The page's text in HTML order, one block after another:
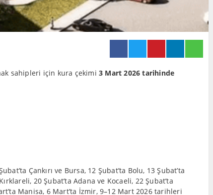
sahipleri için kura çekimi3 Mart 2026 tarihinde
Çankırı ve Bursa, 12 Şubat’ta Bolu, 13 Şubat’ta
20 Şubat’ta Adana ve Kocaeli, 22 Şubat’ta
Manisa, 6 Mart’ta İzmir, 9–12 Mart 2026 tarihleri